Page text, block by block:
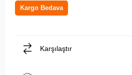
Kargo Bedava
Karşılaştır